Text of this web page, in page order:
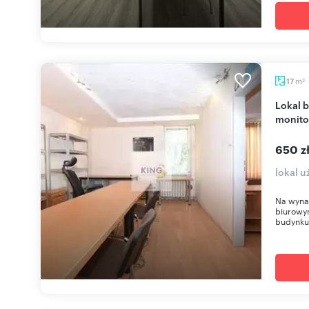
17 m2
Lokal biurowy 17m2 z dostępem do internetu i
650
lokal
Na